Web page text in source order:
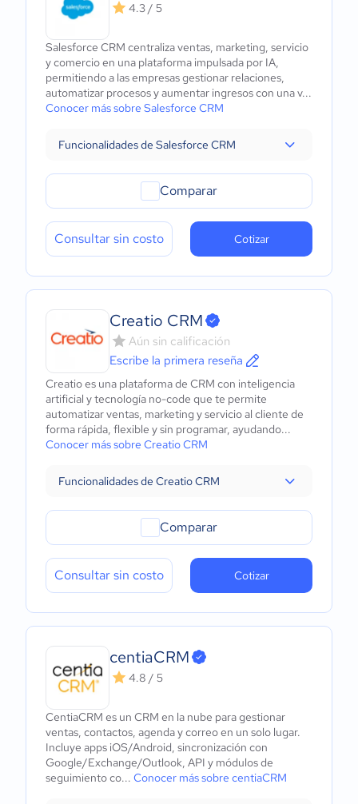
4.3 / 5
Salesforce CRM centraliza ventas, marketing, servicio
y comercio en una plataforma impulsada por IA,
permitiendo a las empresas gestionar relaciones,
automatizar procesos y aumentar ingresos con una v...
Conocer más sobre Salesforce CRM
Funcionalidades de Salesforce CRM
Comparar
Consultar sin costo Cotizar
Creatio CRM
Aún sin calificación
Escribe la primera reseña
Creatio es una plataforma de CRM con inteligencia
artificial y tecnología no-code que te permite
automatizar ventas, marketing y servicio al cliente de
forma rápida, flexible y sin programar, ayudando...
Conocer más sobre Creatio CRM
Funcionalidades de Creatio CRM
Comparar
Consultar sin costo Cotizar
centiaCRM
4.8 / 5
CentiaCRM es un CRM en la nube para gestionar
ventas, contactos, agenda y correo en un solo lugar.
Incluye apps iOS/Android, sincronización con
Google/Exchange/Outlook, API y módulos de
seguimiento co... Conocer más sobre centiaCRM